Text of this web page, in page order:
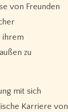
von Freunden
ihrem
zu
mit sich
Karriere von